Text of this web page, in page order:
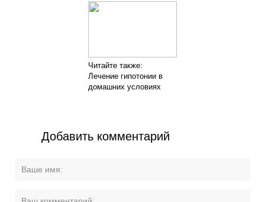
Читайте также:
Лечение гипотонии в
домашних условиях
Добавить комментарий